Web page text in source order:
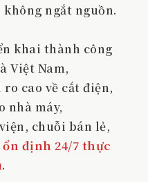
ngắt nguồn.
khai thành công
Việt Nam,
cao về cắt điện,
nhà máy,
chuỗi bán lẻ,
định 24/7 thực
.